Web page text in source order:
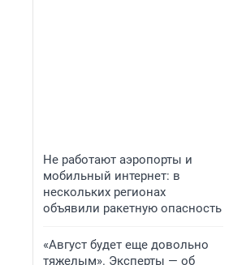
Не работают аэропорты и
мобильный интернет: в
нескольких регионах
объявили ракетную опасность
«Август будет еще довольно
тяжелым». Эксперты — об